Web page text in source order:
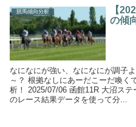
競馬傾向分析
【
の傾
なになにが強い、なになにが調子
～？ 根拠なしにあーだこーだ喚く
析！ 2025/07/06 函館11R 大沼ス
のレース結果データを使って分...